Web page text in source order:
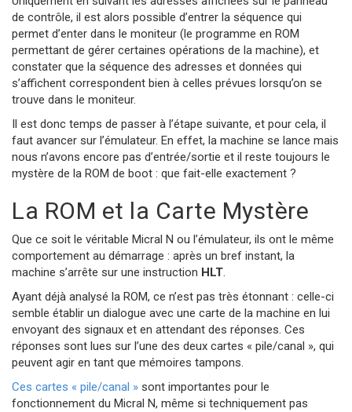
de contrôle, il est alors possible d’entrer la séquence qui
permet d’enter dans le moniteur (le programme en ROM
permettant de gérer certaines opérations de la machine), et
constater que la séquence des adresses et données qui
s’affichent correspondent bien à celles prévues lorsqu’on se
trouve dans le moniteur.
Il est donc temps de passer à l’étape suivante, et pour cela, il
faut avancer sur l’émulateur. En effet, la machine se lance mais
nous n’avons encore pas d’entrée/sortie et il reste toujours le
mystère de la ROM de boot : que fait-elle exactement ?
La ROM et la Carte Mystère
Que ce soit le véritable Micral N ou l’émulateur, ils ont le même
comportement au démarrage : après un bref instant, la
machine s’arrête sur une instruction HLT.
Ayant déjà analysé la ROM, ce n’est pas très étonnant : celle-ci
semble établir un dialogue avec une carte de la machine en lui
envoyant des signaux et en attendant des réponses. Ces
réponses sont lues sur l’une des deux cartes « pile/canal », qui
peuvent agir en tant que mémoires tampons.
Ces cartes « pile/canal » sont importantes pour le
fonctionnement du Micral N, même si techniquement pas